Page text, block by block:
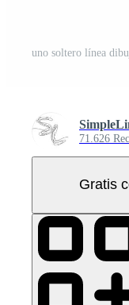
71.626
Gratis